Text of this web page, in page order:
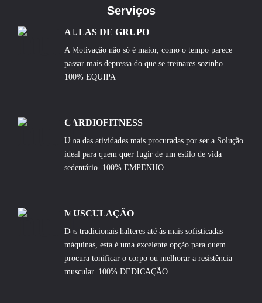
Serviços
AULAS DE GRUPO
A Motivação não só é maior, como o tempo parece
passar mais depressa do que se treinares sozinho.
100% EQUIPA
CARDIOFITNESS
Uma das atividades mais procuradas por ser a Solução
ideal para quem quer fugir de um estilo de vida
sedentário. 100% EMPENHO
MUSCULAÇÃO
Dos tradicionais halteres até às mais sofisticadas
máquinas, esta é uma excelente opção para quem
procura tonificar o corpo ou melhorar a resistência
muscular. 100% DEDICAÇÃO